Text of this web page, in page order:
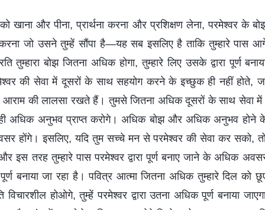
खाना और पीना, प्रार्थना करना और प्रशिक्षण लेना, परमेश्वर के
जो उसने तुम्हें सौंपा है—यह सब इसलिए है ताकि तुम्हारे पास
बोझ जितना अधिक होगा, तुम्हारे लिए उसके द्वारा पूर्ण
की सेवा में दूसरों के साथ सहयोग करने के इच्छुक ही नहीं होते,
की लालसा रखते हैं। तुमसे जितना अधिक दूसरों के साथ सेवा
अधिक अनुभव प्राप्त करोगे। अधिक बोझ और अधिक अनुभव होने के
होंगे। इसलिए, यदि तुम सच्चे मन से परमेश्वर की सेवा कर सको,
इस तरह तुम्हारे पास परमेश्वर द्वारा पूर्ण बनाए जाने के अधिक
बनाया जा रहा है। पवित्र आत्मा जितना अधिक तुम्हारे दिल को
होओगे, तुम्हें परमेश्वर द्वारा उतना अधिक पूर्ण बनाया